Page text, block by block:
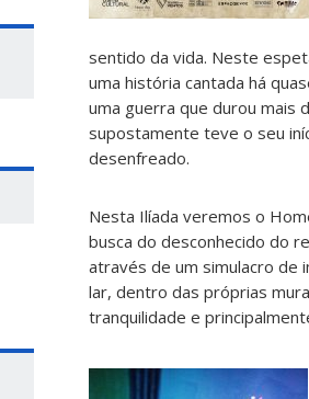
sentido da vida. Neste
uma história cantada há
uma guerra que durou mais
supostamente teve o seu
desenfreado.
Nesta Ilíada veremos o
busca do desconhecido do
através de um simulacro
lar, dentro das próprias
tranquilidade e